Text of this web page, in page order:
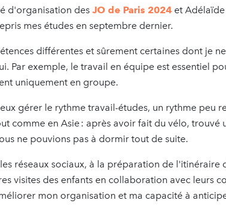
d'organisation des JO de Paris 2024 et
mes études en septembre dernier.
différentes et sûrement certaines dont je
Par exemple, le travail en équipe est essentiel
uniquement en groupe.
gérer le rythme travail-études, un rythme peu
comme en Asie : après avoir fait du vélo, trouvé
ne pouvions pas à dormir tout de suite.
réseaux sociaux, à la préparation de l'itinéraire
visites des enfants en collaboration avec leurs
mon organisation et ma capacité à